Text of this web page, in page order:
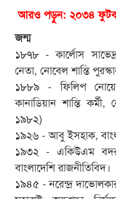
আরও পড়ুন: ২০৩৪
জন্ম
১৮৭৮ - কার্লোস
নেতা, নোবেল শান্তি
১৮৮৯ - ফিলিপ
কানাডিয়ান শান্তি
১৯৮২)
১৯২৬ - আবু ইসহাক,
১৯৩২ - একিউএম
বাংলাদেশি রাজনীতিবিদ।
১৯৪৫ - নরেন্দ্র